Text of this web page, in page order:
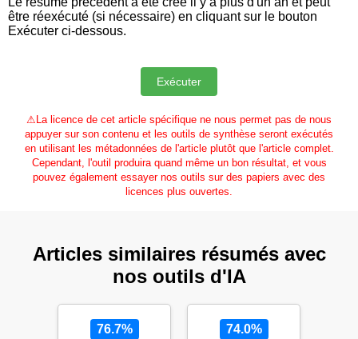
être réexécuté (si nécessaire) en cliquant sur le bouton
Exécuter ci-dessous.
⚠ La licence de cet article spécifique ne nous permet pas de nous
appuyer sur son contenu et les outils de synthèse seront exécutés
en utilisant les métadonnées de l'article plutôt que l'article complet.
Cependant, l'outil produira quand même un bon résultat, et vous
pouvez également essayer nos outils sur des papiers avec des
licences plus ouvertes.
Articles similaires résumés avec
nos outils d'IA
76.7% 74.0%